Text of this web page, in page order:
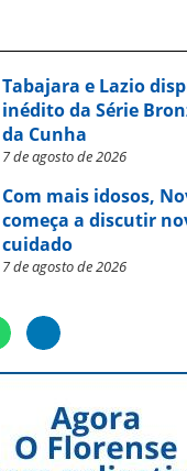
Tabajara e Lazio
inédito da Série
da Cunha
7 de agosto de 2026
Com mais idosos,
começa a discutir
cuidado
7 de agosto de 2026